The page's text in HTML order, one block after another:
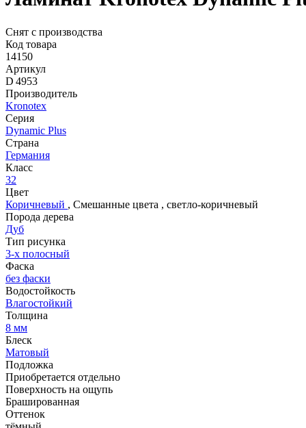
Снят с производства
Код товара
14150
Артикул
D 4953
Производитель
Kronotex
Серия
Dynamic Plus
Страна
Германия
Класс
32
Цвет
Коричневый , Смешанные цвета , светло-коричневый
Порода дерева
Дуб
Тип рисунка
3-х полосный
Фаска
без фаски
Водостойкость
Влагостойкий
Толщина
8 мм
Блеск
Матовый
Подложка
Приобретается отдельно
Поверхность на ощупь
Брашированная
Оттенок